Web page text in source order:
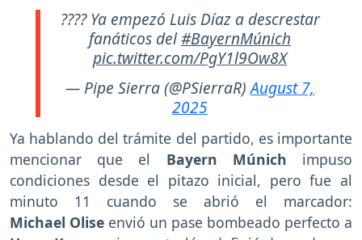
???? Ya empezó Luis Díaz a descrestar
fanáticos del#BayernMúnich
pic.twitter.com/PgY1l9Ow8X
— Pipe Sierra (@PSierraR)August 7,
2025
Ya hablando del trámite del partido, es importante
mencionar que el Bayern Múnich impuso
condiciones desde el pitazo inicial, pero fue al
minuto 11 cuando se abrió el marcador:
Michael Olise envió un pase bombeado perfecto a